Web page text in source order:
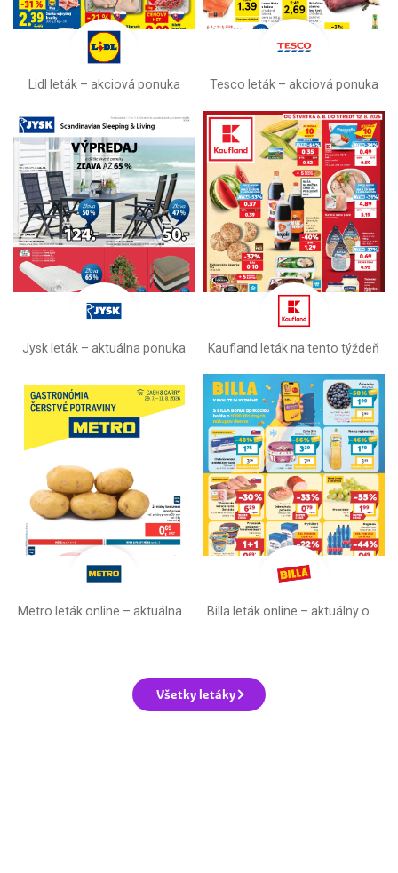
Lidl leták –⁠ akciová ponuka Tesco leták – akciová ponuka
Jysk leták – aktuálna ponuka Kaufland leták na tento týždeň
Metro leták online –⁠ aktuálna ponuka Billa leták online –⁠ aktuálny od stredy
Všetky letáky